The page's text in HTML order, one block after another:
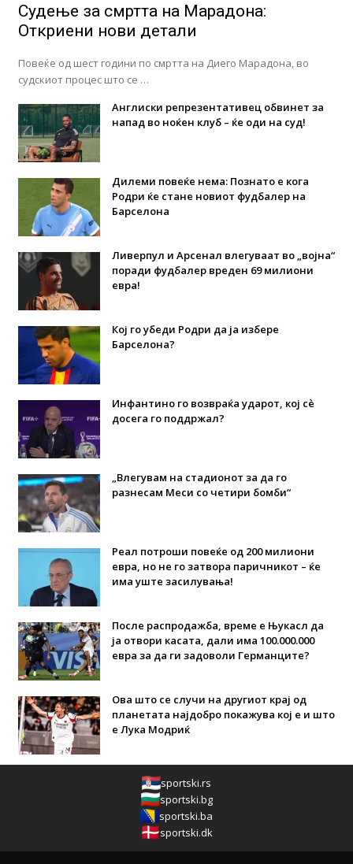
Судење за смртта на Марадона:
Откриени нови детали
Повеќе од шест години по смртта на Диего Марадона, во
судскиот процес што се …
Англиски репрезентативец обвинет за
напад во ноќен клуб – ќе оди на суд!
Дилеми повеќе нема: Познато е кога
Родри ќе стане новиот фудбалер на
Барселона
Ливерпул и Арсенал влегуваат во „војна“
поради фудбалер вреден 69 милиони
евра!
Кој го убеди Родри да ја избере
Барселона?
Инфантино го возвраќа ударот, кој сè
досега го поддржал?
„Влегувам на стадионот за да го
разнесам Меси со четири бомби“
Реал потроши повеќе од 200 милиони
евра, но не го затвора паричникот – ќе
има уште засилувања!
После распродажба, време е Њукасл да
ја отвори касата, дали има 100.000.000
евра за да ги задоволи Германците?
Ова што се случи на другиот крај од
планетата најдобро покажува кој е и што
е Лука Модриќ
sportski.rs
sportski.bg
sportski.ba
sportski.dk